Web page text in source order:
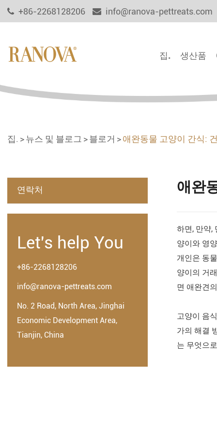
+86-2268128206 info@ranova-pettreats.com
집. 생산품
집. 뉴스 및 블로그 블로거 애완동물 고양이 간식:
연락처
Let's help You
+86-2268128206
info@ranova-pettreats.com
No. 2 Road, North Area, Jinghai
Economic Development Area,
Tianjin, China
애완
하면, 만약,
양이와 영
개인은 동
양이의 거
면 애완견
고양이 음
가의 해결
는 무엇으